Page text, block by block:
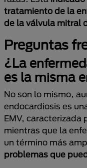
tratamiento de la
de la válvula mitral
Preguntas
¿La
es la misma
No son lo mismo,
endocardiosis es
EMV, caracterizada
mientras que la
un término más
problemas que